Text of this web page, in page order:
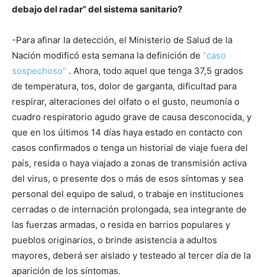
debajo del radar” del sistema sanitario?
-Para afinar la detección, el Ministerio de Salud de la
Nación modificó esta semana la definición de “caso
sospechoso” . Ahora, todo aquel que tenga 37,5 grados
de temperatura, tos, dolor de garganta, dificultad para
respirar, alteraciones del olfato o el gusto, neumonía o
cuadro respiratorio agudo grave de causa desconocida, y
que en los últimos 14 días haya estado en contacto con
casos confirmados o tenga un historial de viaje fuera del
país, resida o haya viajado a zonas de transmisión activa
del virus, o presente dos o más de esos síntomas y sea
personal del equipo de salud, o trabaje en instituciones
cerradas o de internación prolongada, sea integrante de
las fuerzas armadas, o resida en barrios populares y
pueblos originarios, o brinde asistencia a adultos
mayores, deberá ser aislado y testeado al tercer día de la
aparición de los síntomas.